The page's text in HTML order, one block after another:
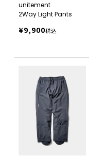
unitement
2Way Light Pants
¥9,900税込